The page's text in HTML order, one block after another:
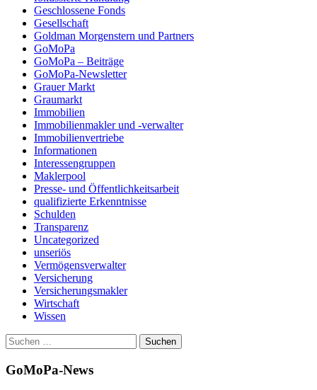
Geschlossene Fonds
Gesellschaft
Goldman Morgenstern und Partners
GoMoPa
GoMoPa – Beiträge
GoMoPa-Newsletter
Grauer Markt
Graumarkt
Immobilien
Immobilienmakler und -verwalter
Immobilienvertriebe
Informationen
Interessengruppen
Maklerpool
Presse- und Öffentlichkeitsarbeit
qualifizierte Erkenntnisse
Schulden
Transparenz
Uncategorized
unseriös
Vermögensverwalter
Versicherung
Versicherungsmakler
Wirtschaft
Wissen
Suchen
nach:
GoMoPa-News